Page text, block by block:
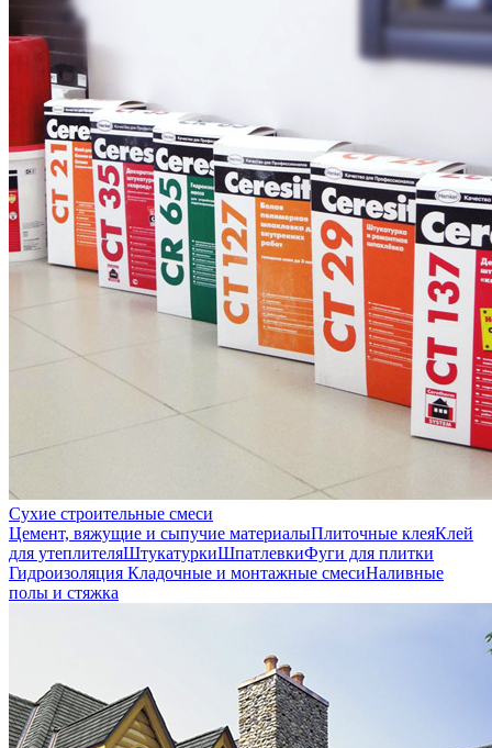
Сухие строительные смеси
Цемент, вяжущие и сыпучие материалыПлиточные клеяКлей
для утеплителяШтукатуркиШпатлевкиФуги для плитки
Гидроизоляция Кладочные и монтажные смесиНаливные
полы и стяжка